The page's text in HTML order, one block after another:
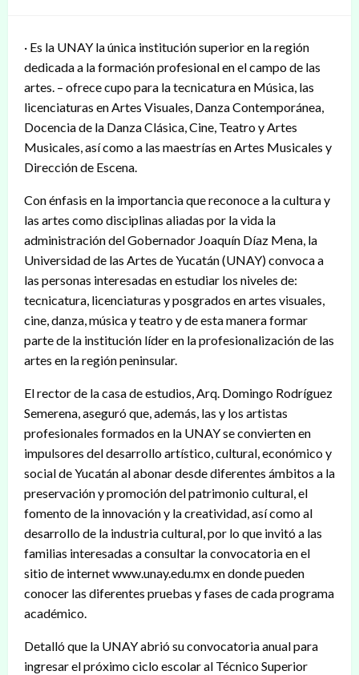
· Es la UNAY la única institución superior en la región
dedicada a la formación profesional en el campo de las
artes. – ofrece cupo para la tecnicatura en Música, las
licenciaturas en Artes Visuales, Danza Contemporánea,
Docencia de la Danza Clásica, Cine, Teatro y Artes
Musicales, así como a las maestrías en Artes Musicales y
Dirección de Escena.
Con énfasis en la importancia que reconoce a la cultura y
las artes como disciplinas aliadas por la vida la
administración del Gobernador Joaquín Díaz Mena, la
Universidad de las Artes de Yucatán (UNAY) convoca a
las personas interesadas en estudiar los niveles de:
tecnicatura, licenciaturas y posgrados en artes visuales,
cine, danza, música y teatro y de esta manera formar
parte de la institución líder en la profesionalización de las
artes en la región peninsular.
El rector de la casa de estudios, Arq. Domingo Rodríguez
Semerena, aseguró que, además, las y los artistas
profesionales formados en la UNAY se convierten en
impulsores del desarrollo artístico, cultural, económico y
social de Yucatán al abonar desde diferentes ámbitos a la
preservación y promoción del patrimonio cultural, el
fomento de la innovación y la creatividad, así como al
desarrollo de la industria cultural, por lo que invitó a las
familias interesadas a consultar la convocatoria en el
sitio de internet www.unay.edu.mx en donde pueden
conocer las diferentes pruebas y fases de cada programa
académico.
Detalló que la UNAY abrió su convocatoria anual para
ingresar el próximo ciclo escolar al Técnico Superior